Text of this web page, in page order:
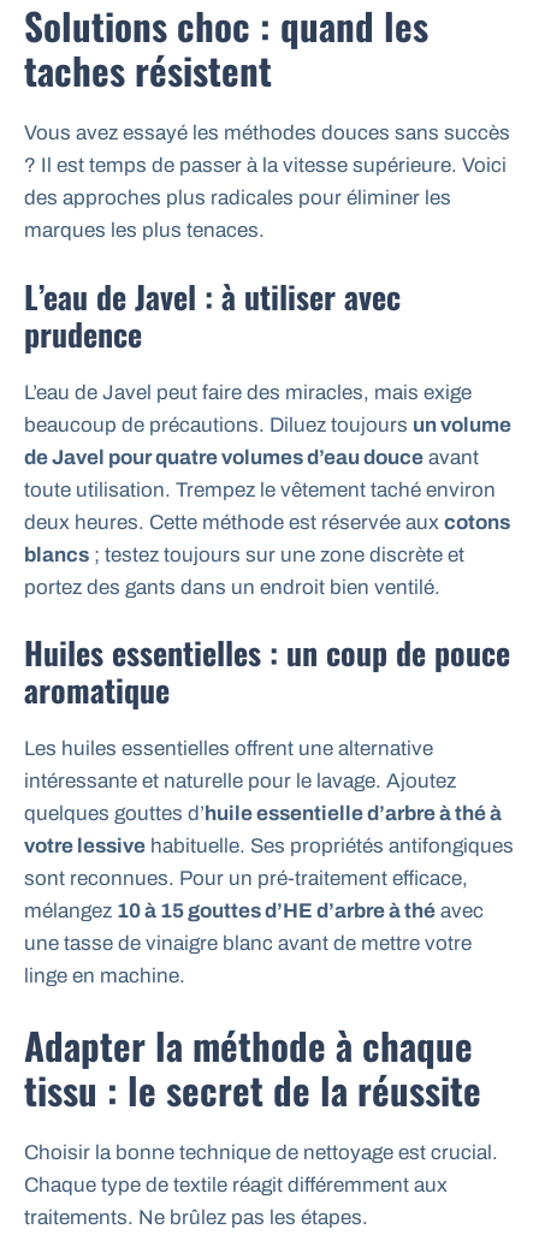
Solutions choc : quand les
taches résistent
Vous avez essayé les méthodes douces sans succès
? Il est temps de passer à la vitesse supérieure. Voici
des approches plus radicales pour éliminer les
marques les plus tenaces.
L’eau de Javel : à utiliser avec
prudence
L’eau de Javel peut faire des miracles, mais exige
beaucoup de précautions. Diluez toujours un volume
de Javel pour quatre volumes d’eau douce avant
toute utilisation. Trempez le vêtement taché environ
deux heures. Cette méthode est réservée aux cotons
blancs ; testez toujours sur une zone discrète et
portez des gants dans un endroit bien ventilé.
Huiles essentielles : un coup de pouce
aromatique
Les huiles essentielles offrent une alternative
intéressante et naturelle pour le lavage. Ajoutez
quelques gouttes d’huile essentielle d’arbre à thé à
votre lessive habituelle. Ses propriétés antifongiques
sont reconnues. Pour un pré-traitement efficace,
mélangez 10 à 15 gouttes d’HE d’arbre à thé avec
une tasse de vinaigre blanc avant de mettre votre
linge en machine.
Adapter la méthode à chaque
tissu : le secret de la réussite
Choisir la bonne technique de nettoyage est crucial.
Chaque type de textile réagit différemment aux
traitements. Ne brûlez pas les étapes.